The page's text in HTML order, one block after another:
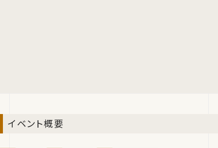
イベント概要